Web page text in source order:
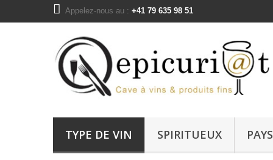
Appelez-nous au : +41 79 635 98 51
TYPE DE VIN SPIRITUEUX